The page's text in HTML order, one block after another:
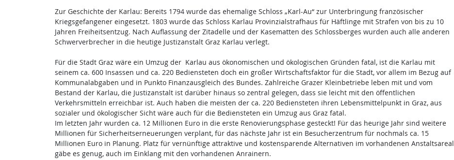
Zur Geschichte der Karlau: Bereits 1794 wurde das ehemalige Schloss „Karl-Au“ zur Unterbringung französischer
Kriegsgefangener eingesetzt. 1803 wurde das Schloss Karlau Provinzialstrafhaus für Häftlinge mit Strafen von bis zu 10
Jahren Freiheitsentzug. Nach Auflassung der Zitadelle und der Kasematten des Schlossberges wurden auch alle anderen
Schwerverbrecher in die heutige Justizanstalt Graz Karlau verlegt.
Für die Stadt Graz wäre ein Umzug der Karlau aus ökonomischen und ökologischen Gründen fatal, ist die Karlau mit
seinem ca. 600 Insassen und ca. 220 Bediensteten doch ein großer Wirtschaftsfaktor für die Stadt, vor allem im Bezug auf
Kommunalabgaben und in Punkto Finanzausgleich des Bundes. Zahlreiche Grazer Kleinbetriebe leben mit und vom
Bestand der Karlau, die Justizanstalt ist darüber hinaus so zentral gelegen, dass sie leicht mit den öffentlichen
Verkehrsmitteln erreichbar ist. Auch haben die meisten der ca. 220 Bediensteten ihren Lebensmittelpunkt in Graz, aus
sozialer und ökologischer Sicht wäre auch für die Bediensteten ein Umzug aus Graz fatal.
Im letzten Jahr wurden ca. 12 Millionen Euro in die erste Renovierungsphase gesteckt! Für das heurige Jahr sind weitere
Millionen für Sicherheitserneuerungen verplant, für das nächste Jahr ist ein Besucherzentrum für nochmals ca. 15
Millionen Euro in Planung. Platz für vernünftige attraktive und kostensparende Alternativen im vorhandenen Anstaltsareal
gäbe es genug, auch im Einklang mit den vorhandenen Anrainern.